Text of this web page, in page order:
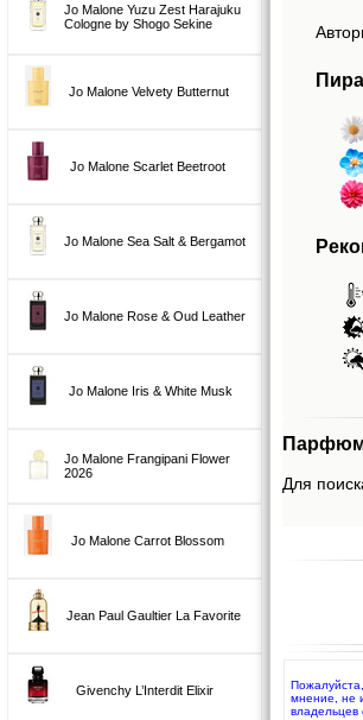
Jo Malone Yuzu Zest Harajuku
Cologne by Shogo Sekine
Jo Malone Velvety Butternut
Jo Malone Scarlet Beetroot
Jo Malone Sea Salt & Bergamot
Jo Malone Rose & Oud Leather
Jo Malone Iris & White Musk
Jo Malone Frangipani Flower
2026
Jo Malone Carrot Blossom
Jean Paul Gaultier La Favorite
Givenchy L’Interdit Elixir
Для
мнение, не